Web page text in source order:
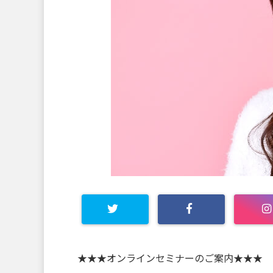
★★★オンラインセミナーのご案内★★★